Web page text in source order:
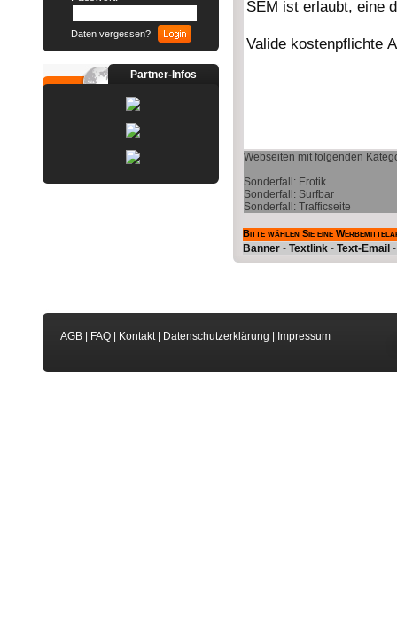
Daten vergessen?
Partner-Infos
Webseiten mit folgenden
Sonderfall: Erotik
Sonderfall: Surfbar
Sonderfall: Trafficseite
Bitte wählen Sie eine
Banner - Textlink - Text-Email
AGB FAQ Kontakt| Datenschutzerklärung Impressum